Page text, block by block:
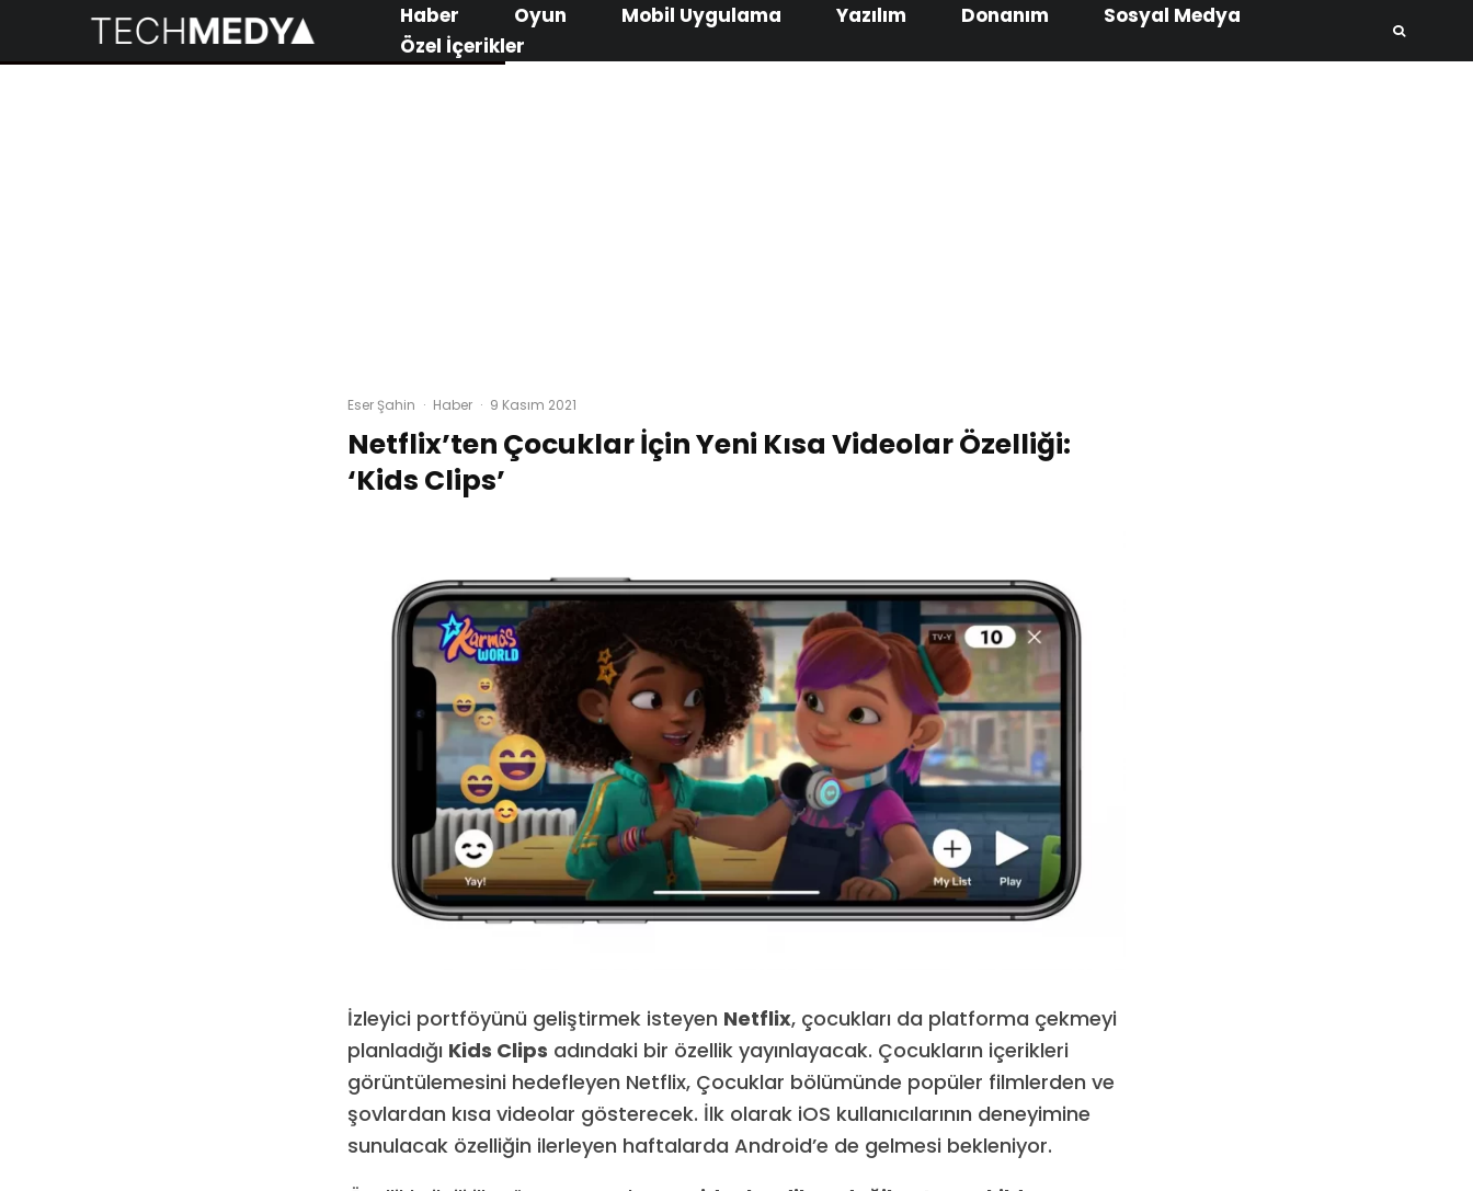
Haber Oyun Mobil Uygulama Yazılım Donanım
Sosyal Medya
Özel İçerikler
Eser Şahin · Haber · 9 Kasım 2021
Netflix’ten Çocuklar İçin Yeni Kısa Videolar Özelliği:
‘Kids Clips’
İzleyici portföyünü geliştirmek isteyen Netflix, çocukları da platforma çekmeyi
planladığı Kids Clips adındaki bir özellik yayınlayacak. Çocukların içerikleri
görüntülemesini hedefleyen Netflix, Çocuklar bölümünde popüler filmlerden ve
şovlardan kısa videolar gösterecek. İlk olarak iOS kullanıcılarının deneyimine
sunulacak özelliğin ilerleyen haftalarda Android’e de gelmesi bekleniyor.